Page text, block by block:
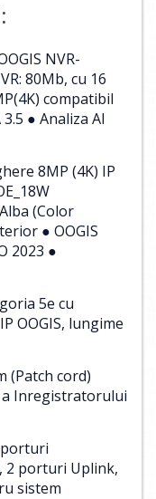
NVR-
80Mb, cu 16
compatibil
● Analiza AI
8MP (4K) IP
(Color
● OOGIS
2023 ●
5e cu
OOGIS, lungime
(Patch cord)
a Inregistratorului
porturi
2 porturi Uplink,
sistem